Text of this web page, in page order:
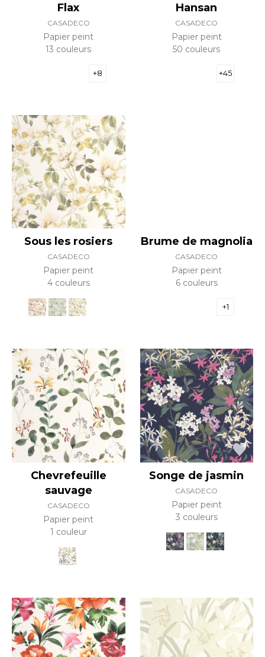
Flax
CASADECO
Papier peint
13 couleurs
+8
Hansan
CASADECO
Papier peint
50 couleurs
+45
Sous les rosiers
CASADECO
Papier peint
4 couleurs
Brume de magnolia
CASADECO
Papier peint
6 couleurs
+1
Chevrefeuille
sauvage
CASADECO
Papier peint
1 couleur
Songe de jasmin
CASADECO
Papier peint
3 couleurs